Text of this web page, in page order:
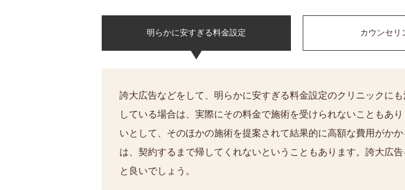
明らかに安すぎる料金設定 カウンセリ
誇大広告などをして、明らかに安すぎる料金設定のクリニックに
している場合は、実際にその料金で施術を受けられないこともあ
いとして、そのほかの施術を提案されて結果的に高額な費用がか
は、契約するまで帰してくれないということもあります。誇大広
と良いでしょう。